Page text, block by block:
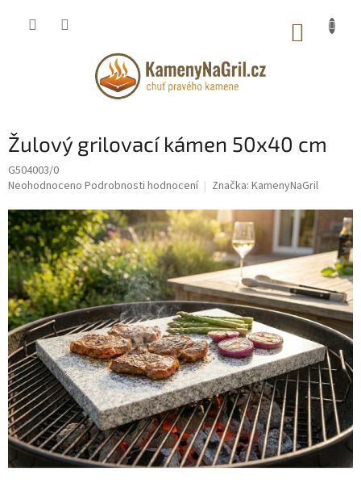
Žulový grilovací kámen 50x40 cm
G504003/0
Průměrné
produktu
je
0,0
z
5
hvězdiček.
Neohodnoceno Podrobnosti hodnocení Značka: KamenyNaGril